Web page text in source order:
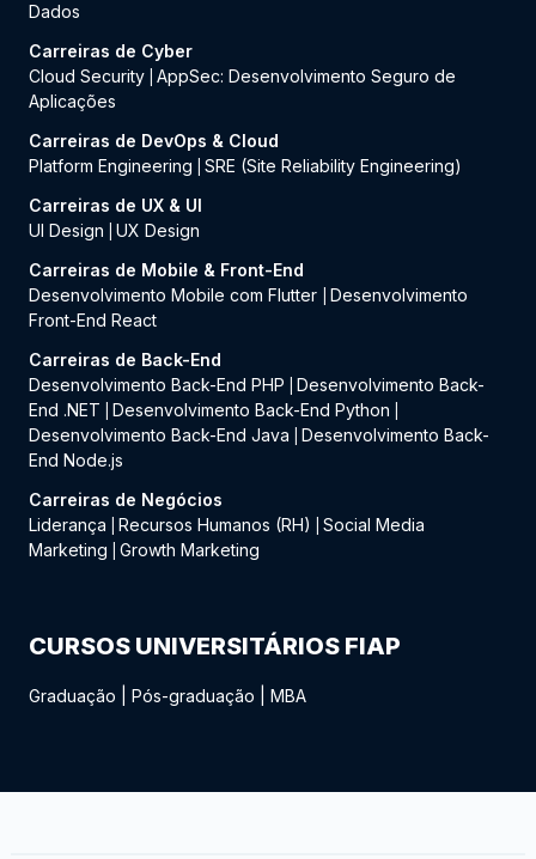
Dados
Carreiras de Cyber
Cloud Security AppSec: Desenvolvimento Seguro de
Aplicações
Carreiras de DevOps & Cloud
Platform Engineering
SRE (Site Reliability Engineering)
Carreiras de UX & UI
UI Design
UX Design
Carreiras de Mobile & Front-End
Desenvolvimento Mobile com Flutter
Desenvolvimento
Front-End React
Carreiras de Back-End
Desenvolvimento Back-End PHP
Desenvolvimento Back-
End .NET
Desenvolvimento Back-End Python
Desenvolvimento Back-End Java
Desenvolvimento Back-
End Node.js
Carreiras de Negócios
Liderança
Recursos Humanos (RH)
Social Media
Marketing
Growth Marketing
CURSOS UNIVERSITÁRIOS FIAP
Graduação Pós-graduação MBA